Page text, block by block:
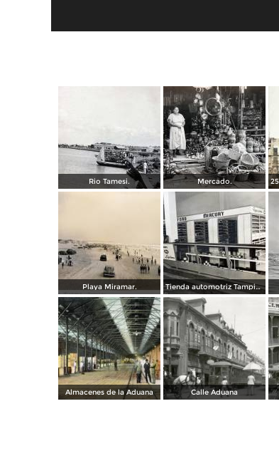
Rio Tamesi. Mercado.
Playa Miramar. Tienda automotriz Tampico, Tamaulipas ( Fechada el 25 de Junioo de 1951 ).
Almacenes de la Aduana Calle Aduana